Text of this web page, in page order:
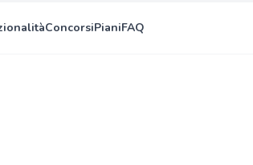
ConcorsiPianiFAQ